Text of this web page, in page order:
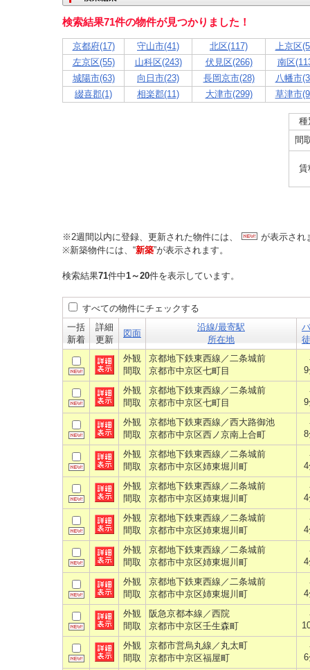
検索結果71件の物件が見つかりました！
京都府(17) 守山市(41) 北区(117)
上京区
左京区(55)
山科区(243) 伏見区(266)
南区
城陽市(63)
向日市(23) 長岡京市(28)
八幡市
綴喜郡(1)
相楽郡(11) 大津市(299) 草津市
種
間
賃
※2週間以内に登録、更新された物件には、
が表示され
※新築物件には、“新築”が表示されます。
検索結果71件中1～20件を表示しています。
すべての物件にチェックする
一括
新着
詳細
更新
図面
沿線/最寄駅
所在地
外観
間取
京都地下鉄東西線／二条城前
京都市中京区七町目
外観
間取
京都地下鉄東西線／二条城前
京都市中京区七町目
外観
間取
京都地下鉄東西線／西大路御池
京都市中京区西ノ京南上合町
外観
間取
京都地下鉄東西線／二条城前
京都市中京区姉東堀川町
外観
間取
京都地下鉄東西線／二条城前
京都市中京区姉東堀川町
外観
間取
京都地下鉄東西線／二条城前
京都市中京区姉東堀川町
外観
間取
京都地下鉄東西線／二条城前
京都市中京区姉東堀川町
外観
間取
京都地下鉄東西線／二条城前
京都市中京区姉東堀川町
外観
間取
阪急京都本線／西院
京都市中京区壬生森町
外観
間取
京都市営烏丸線／丸太町
京都市中京区福屋町